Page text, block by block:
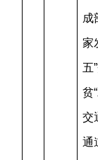
成
家
五
贫
交
通